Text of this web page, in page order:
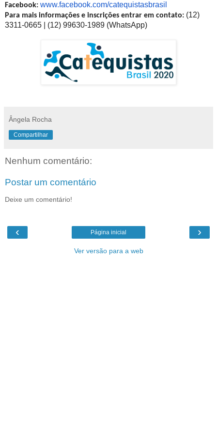
Facebook: www.facebook.com/catequistasbrasil
Para mais informações e inscrições entrar em contato: (12)
3311-0665 | (12) 99630-1989 (WhatsApp)
Ângela Rocha
Compartilhar
Nenhum comentário:
Postar um comentário
Deixe um comentário!
‹ ›
Página inicial
Ver versão para a web